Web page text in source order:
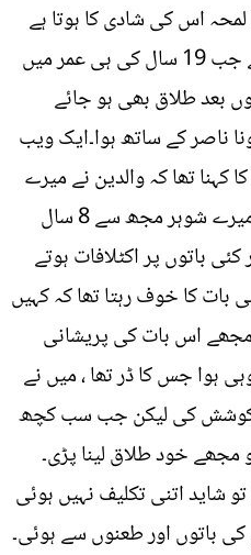
اس کی شادی کا ہوتا ہے
مگر اس کے دل پر کیا گزرتی ہے جب 19 سال کی ہی عمر میں
ہو اور پھر 8 سالوں بعد طلاق بھی ہو جائے
ناصر کے ساتھ ہوا۔ایک ویب
کہنا تھا کہ والدین نے میرے
لیے ایک مناسب رشتہ ڈھونڈا، میرے شوہر مجھ سے 8 سال
باتوں پر اکٹلافات ہوتے
بات کا خوف رہتا تھا کہ کہیں
اس بات کی پریشانی
ہوا جس کا ڈر تھا ، میں نے
کوشش کی لیکن جب سب کچھ
مجھے خود طلاق لینا پڑی۔
شاید اتنی تکلیف نہیں ہوئی
باتوں اور طعنوں سے ہوئی۔